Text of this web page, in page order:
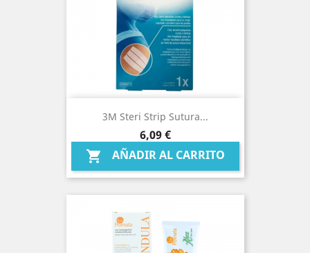
3M Steri Strip Sutura...
Precio
6,09 €
 AÑADIR AL CARRITO